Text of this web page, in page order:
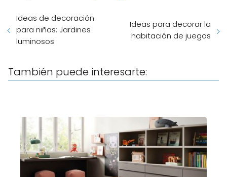
Ideas de decoración
para niñas: Jardines
luminosos
Ideas para decorar la
habitación de juegos
También puede interesarte: